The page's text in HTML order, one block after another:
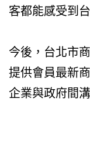
客都能感受到
今後，台北市
提供會員最新
企業與政府間